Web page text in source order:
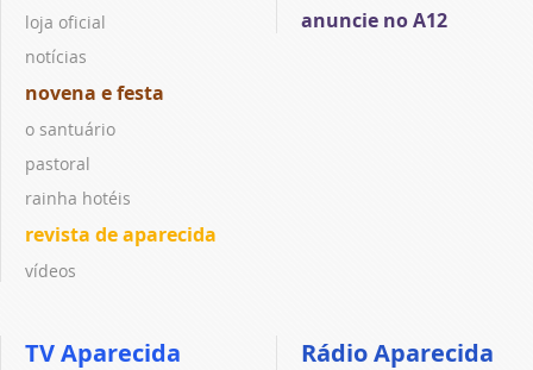
loja oficial
notícias
novena e festa
o santuário
pastoral
rainha hotéis
revista de aparecida
vídeos
anuncie no A12
TV Aparecida Rádio Aparecida